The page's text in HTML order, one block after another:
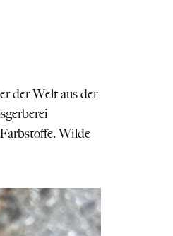
der Welt aus der
Wilde